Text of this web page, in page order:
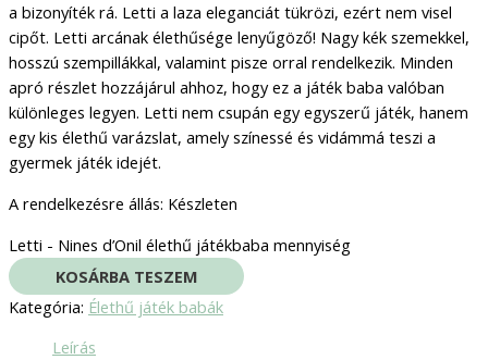
a bizonyíték rá. Letti a laza eleganciát tükrözi, ezért nem visel
cipőt. Letti arcának élethűsége lenyűgöző! Nagy kék szemekkel,
hosszú szempillákkal, valamint pisze orral rendelkezik. Minden
apró részlet hozzájárul ahhoz, hogy ez a játék baba valóban
különleges legyen. Letti nem csupán egy egyszerű játék, hanem
egy kis élethű varázslat, amely színessé és vidámmá teszi a
gyermek játék idejét.
A rendelkezésre állás: Készleten
Letti - Nines d’Onil élethű játékbaba mennyiség
KOSÁRBA TESZEM
Kategória: Élethű játék babák
Leírás